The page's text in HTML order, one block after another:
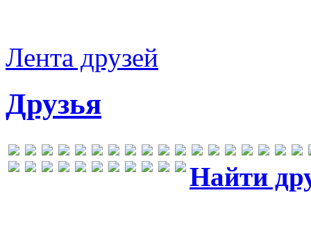
Лента друзей
Друзья
Найти